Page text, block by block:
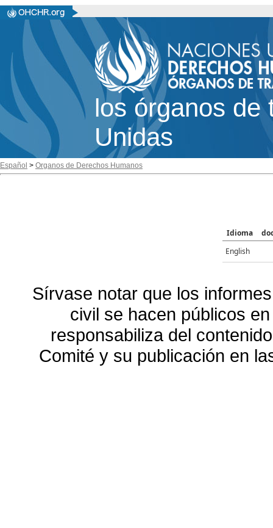
los órganos de
Unidas
Español > Organos de Derechos Humanos
Idioma
English
Sírvase notar que los
civil se hacen públicos
responsabiliza del
Comité y su publicación en